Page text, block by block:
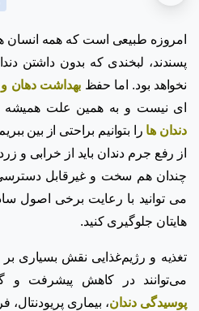
امروزه طبیعی است که همه انسان
پسندند، لبخندی که بدون داشتن
نخواهد بود. اما حفظ بهداشت دهان و
ای نیست و به همین علت
دندان ها را بتوانیم براحتی از بین
از رفع جرم دندان باید از خرابی و
چندان هم سخت و غیرقابل
می توانید با رعایت برخی اصول
هایتان جلوگیری کنید.
تغذیه و رژیم‌غذایی نقش بسیاری
می‌توانند در کاهش پیشرفت و
پوسیدگی دندان، بیماری پریودنتال،